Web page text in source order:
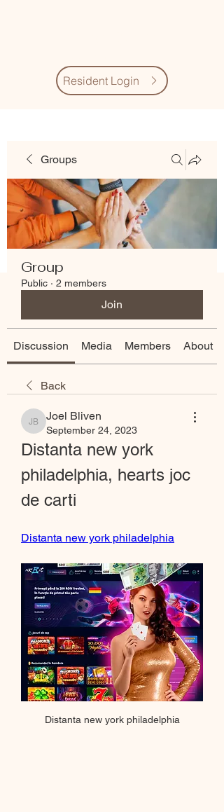
Resident Login
Groups
Group
Public · 2 members
Join
Discussion Media Members About
Back
Joel Bliven
Joel Bliven
September 24, 2023
Distanta new york
philadelphia, hearts joc
de carti
Distanta new york philadelphia
Distanta new york philadelphia